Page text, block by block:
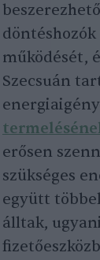
működését,
Szecsuán
erősen
szükséges
együtt
álltak,